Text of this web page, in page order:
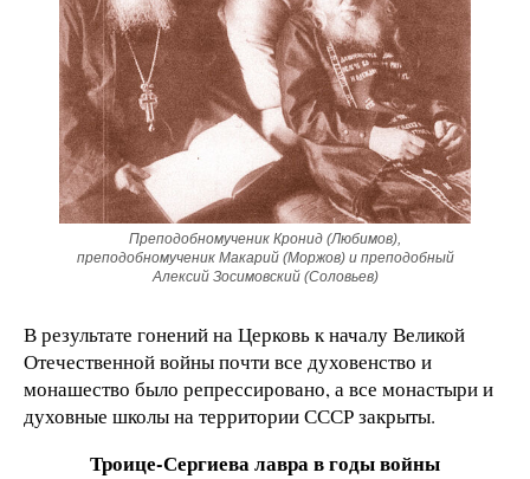
Преподобномученик Кронид (Любимов),
преподобномученик Макарий (Моржов) и преподобный
Алексий Зосимовский (Соловьев)
В результате гонений на Церковь к началу Великой
Отечественной войны почти все духовенство и
монашество было репрессировано, а все монастыри и
духовные школы на территории СССР закрыты.
Троице-Сергиева лавра в годы войны